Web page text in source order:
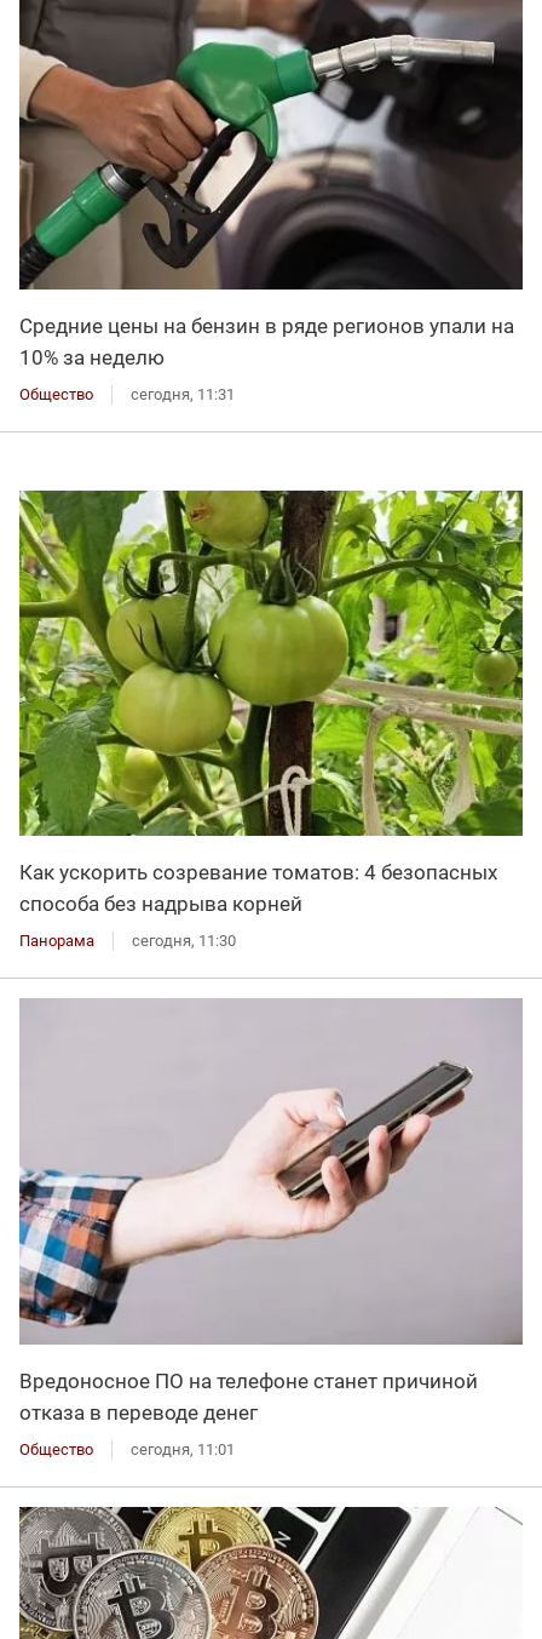
Средние цены на бензин в ряде регионов упали на
10% за неделю
Общество сегодня, 11:31
Как ускорить созревание томатов: 4 безопасных
способа без надрыва корней
Панорама сегодня, 11:30
Вредоносное ПО на телефоне станет причиной
отказа в переводе денег
Общество сегодня, 11:01